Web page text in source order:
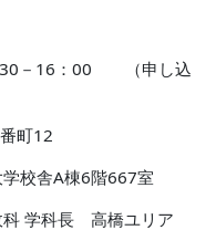
30－16：00 （申し込
町12
校舎A棟6階667室
学科長 高橋ユリア